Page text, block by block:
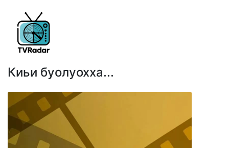
Киьи буолуохха...